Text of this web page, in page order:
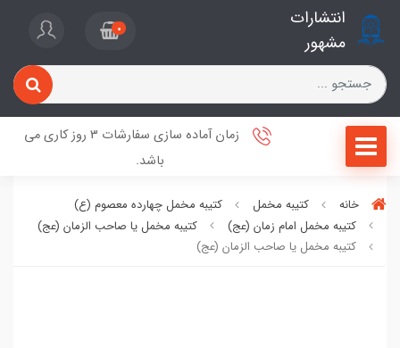
انتشارات
مشهور
0
زمان آماده سازی سفارشات 3 روز کاری می
باشد.
خانه کتیبه مخمل
کتیبه مخمل چهارده معصوم (ع)
کتیبه مخمل امام زمان (عج)
کتیبه مخمل یا صاحب الزمان (عج)
کتیبه مخمل یا صاحب الزمان (عج)